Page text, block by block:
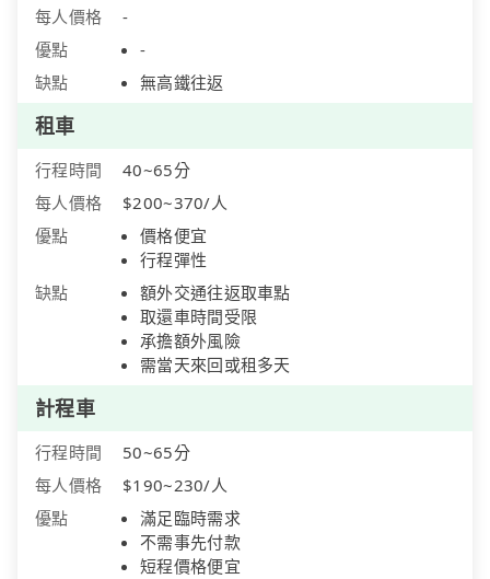
每人價格
-
優點
-
缺點
無高鐵往返
租車
行程時間
40~65分
每人價格
$200~370/人
優點
價格便宜
行程彈性
缺點
額外交通往返取車點
取還車時間受限
承擔額外風險
需當天來回或租多天
計程車
行程時間
50~65分
每人價格
$190~230/人
優點
滿足臨時需求
不需事先付款
短程價格便宜